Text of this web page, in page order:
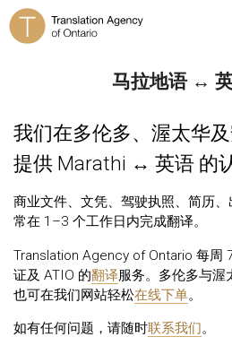
马拉地语 ↔
我们在多伦多、渥太华
提供 Marathi ↔ 英语 的
商业文件、文凭、驾驶执照、简历
常在 1–3 个工作日内完成翻译。
Translation Agency of Ontario 每周
证及 ATIO 的翻译服务。多伦多与渥
也可在我们网站轻松在线下单。
如有任何问题，请随时联系我们。